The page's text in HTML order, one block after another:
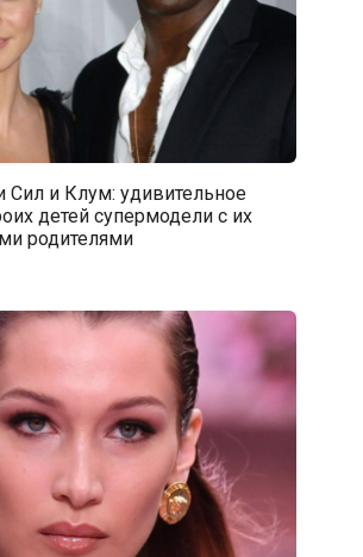
Сил и Клум: удивительное
детей супермодели с их
родителями